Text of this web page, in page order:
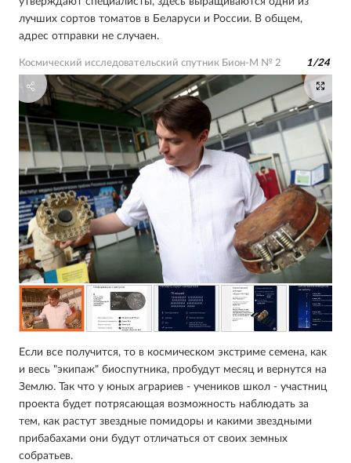
лучших сортов томатов в Беларуси и России. В общем,
адрес отправки не случаен.
Космический исследовательский спутник Бион-М № 2 1/24
Если все получится, то в космическом экстриме семена, как
и весь "экипаж" биоспутника, пробудут месяц и вернутся на
Землю. Так что у юных аграриев - учеников школ - участниц
проекта будет потрясающая возможность наблюдать за
тем, как растут звездные помидоры и какими звездными
прибабахами они будут отличаться от своих земных
собратьев.